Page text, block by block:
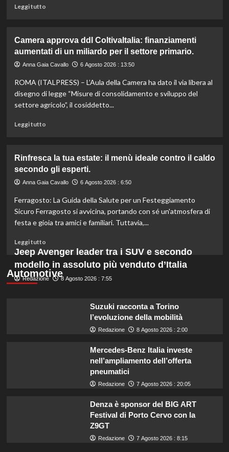
Leggi tuttoLeggi
Mortadella
ritirata:
rischio
scopri
quali
marche
Camera approva ddl ColtivaItalia: finanziamenti
aumentati di un miliardo per il settore primario.
Anna Gaia Cavallo 6 Agosto 2026 : 13:50
ROMA (ITALPRESS) – L’Aula della Camera ha dato il via libera al
disegno di legge “Misure di consolidamento e sviluppo del
settore agricolo”, il cosiddetto...
Leggi tuttoLeggi
Camera
approva
ddl
finanziamenti
aumentati
di
per
settore
primario.
Rinfresca la tua estate: il menù ideale contro il caldo
secondo gli esperti.
Anna Gaia Cavallo 6 Agosto 2026 : 6:50
Ferragosto: La Guida della Salute per un Festeggiamento
Sicuro Ferragosto si avvicina, portando con sé un'atmosfera di
festa e gioia tra amici e familiari. Tuttavia,...
Leggi tuttoLeggi
di
più
su
Rinfresca
Automotive
Jeep Avenger leader tra i SUV e secondo
modello in assoluto più venduto d’Italia
Redazione 8 Agosto 2026 : 7:55
Suzuki racconta a Torino
l’evoluzione della mobilità
Redazione 8 Agosto 2026 : 2:00
Mercedes-Benz Italia investe
nell’ampliamento dell’offerta
pneumatici
Redazione 7 Agosto 2026 : 20:05
Denza è sponsor del BIG ART
Festival di Porto Cervo con la
Z9GT
Redazione 7 Agosto 2026 : 8:15